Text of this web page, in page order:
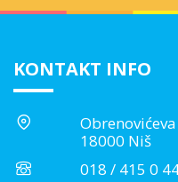
KONTAKT INFO
18000 Niš
018 / 415 0